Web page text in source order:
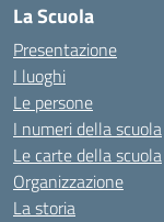
La Scuola
Presentazione
I luoghi
Le persone
I numeri della scuola
Le carte della scuola
Organizzazione
La storia